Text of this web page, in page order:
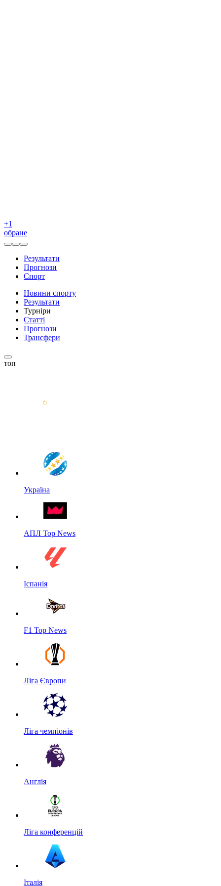
+1
обране
Результати
Прогнози
Спорт
Новини спорту
Результати
Турніри
Статті
Прогнози
Трансфери
топ
Україна
АПЛ Top News
Іспанія
F1 Top News
Ліга Європи
Ліга чемпіонів
Англія
Ліга конференцій
Італія